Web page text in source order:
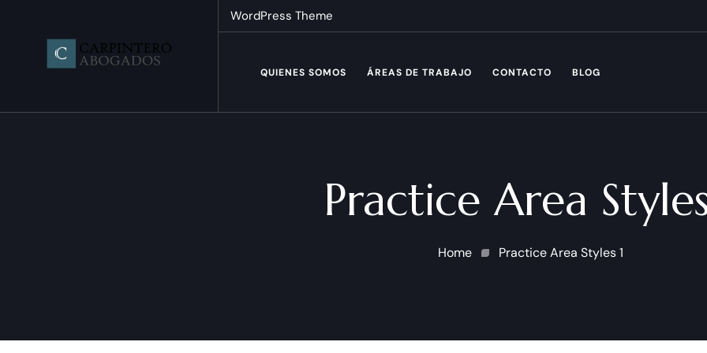
WordPress Theme
QUIENES SOMOS ÁREAS DE TRABAJO CONTACTO BLOG
Practice Area
Home Practice Area Styles 1